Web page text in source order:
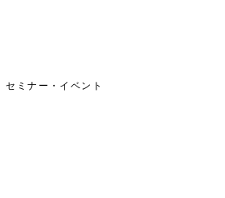
セミナー・イベント